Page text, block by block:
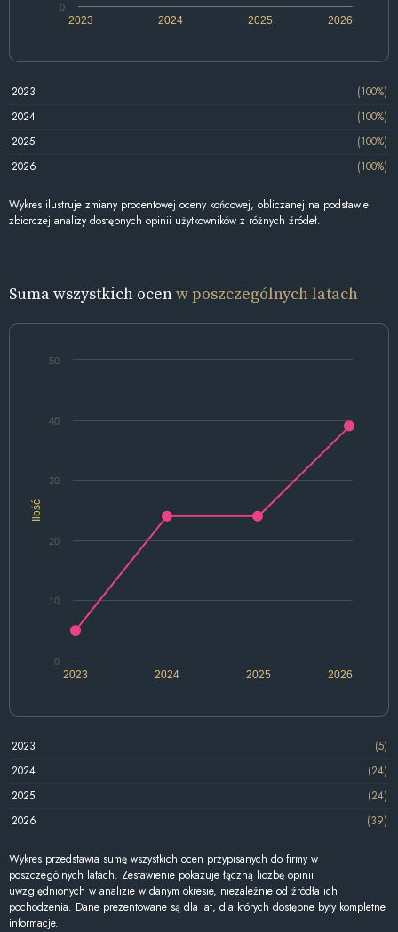
2024 2026
2023 2025
0
2023
(100%)
2024
(100%)
2025
(100%)
2026
(100%)
Wykres ilustruje zmiany procentowej oceny końcowej, obliczanej na podstawie
zbiorczej analizy dostępnych opinii użytkowników z różnych źródeł.
Suma wszystkich ocenw poszczególnych latach
Ilość
2024 2026
2023 2025
0
10
20
30
40
50
2023
(5)
2024
(24)
2025
(24)
2026
(39)
Wykres przedstawia sumę wszystkich ocen przypisanych do firmy w
poszczególnych latach. Zestawienie pokazuje łączną liczbę opinii
uwzględnionych w analizie w danym okresie, niezależnie od źródła ich
pochodzenia. Dane prezentowane są dla lat, dla których dostępne były kompletne
informacje.